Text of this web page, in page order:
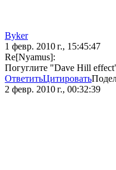
Byker
1 февр. 2010 г., 15:45:47
Re[Nyamus]:
Погуглите "Dave Hill
ОтветитьЦитировать
2 февр. 2010 г., 00:32:39